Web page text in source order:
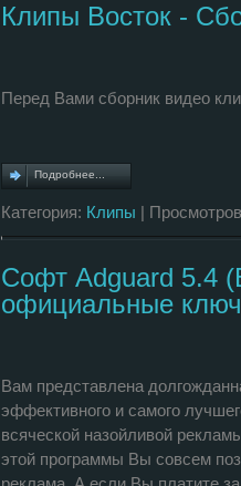
Клипы Восток -
Перед Вами сборник видео
Подробнее...
Категория: Клипы |
Софт Adguard 5.4
официальные
Вам представлена
эффективного и самого
всяческой назойливой
этой программы Вы совсем